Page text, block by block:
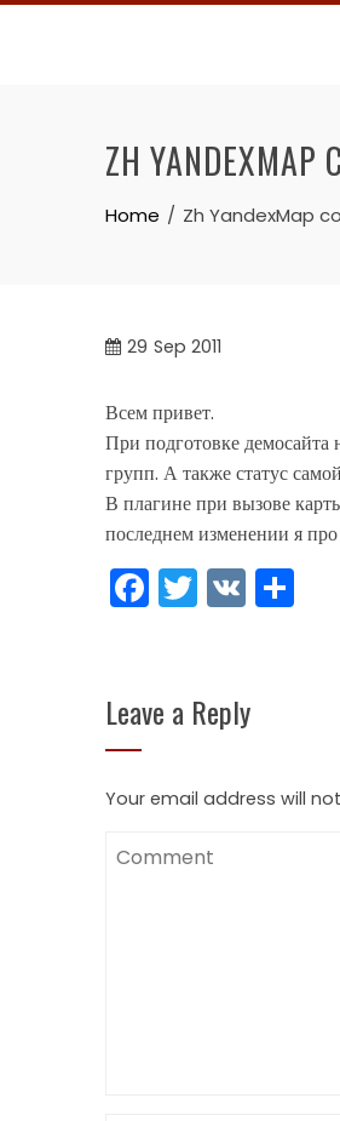
Skip
ZH YANDEXMAP
Home Zh YandexMap
29 Sep 2011
Всем привет.
При подготовке
групп. А также статус
В плагине при вызове
последнем изменении я
Facebook
Twitter
VK
Leave a Reply
Your email address will